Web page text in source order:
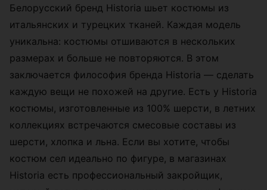
Белорусский бренд Historia шьет костюмы из
итальянских и турецких тканей. Каждая модель
уникальна: костюмы отшиваются в нескольких
размерах и больше не повторяются. В этом
заключается философия бренда Historia — сделать
каждую вещи не похожей на другие. Есть у Historia
костюмы, изготовленные из 100% шерсти, в летних
коллекциях встречаются смесовые составы из
шерсти, хлопка и льна. Если вы хотите, чтобы
костюм сел идеально по фигуре, в магазинах
Historia есть профессиональный закройщик,